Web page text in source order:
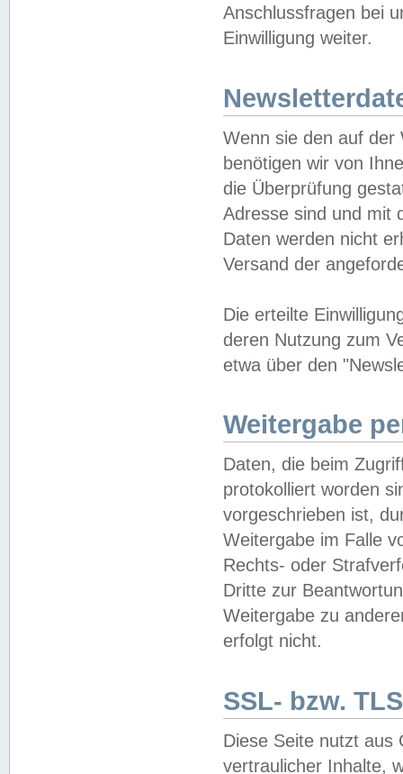
Anschlussfragen bei
Einwilligung weiter.
Wenn sie den auf der
benötigen wir von
die Überprüfung
Adresse sind und mit
Daten werden nicht
Versand der
Die erteilte
deren Nutzung zum
etwa über den
Weitergabe
Daten, die beim
protokolliert worden
vorgeschrieben ist,
Weitergabe im Falle
Rechts- oder
Dritte zur
Weitergabe zu
erfolgt nicht.
SSL- bzw.
Diese Seite nutzt aus
vertraulicher Inhalte,